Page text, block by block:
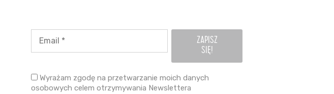
Wyrażam zgodę na przetwarzanie moich danych
osobowych celem otrzymywania Newslettera